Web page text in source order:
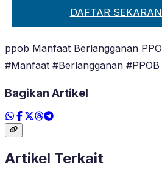
DAFTAR
ppob Manfaat Berlangganan
#Manfaat #Berlangganan #PPOB
Bagikan Artikel
Artikel Terkait